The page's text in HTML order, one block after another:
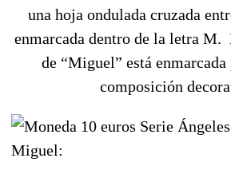
una hoja ondulada cruzada
enmarcada dentro de la letra
de “Miguel” está
composición